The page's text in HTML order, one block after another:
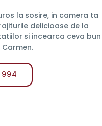
la sosire, in camera ta
delicioase de la
si incearca ceva bun